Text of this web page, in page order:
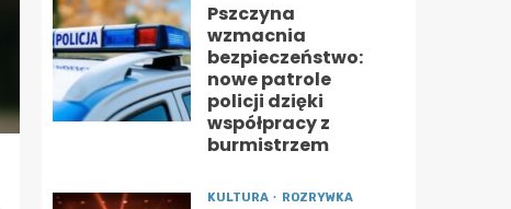
Pszczyna
wzmacnia
bezpieczeństwo:
nowe patrole
policji dzięki
współpracy z
burmistrzem
KULTURA ROZRYWKA